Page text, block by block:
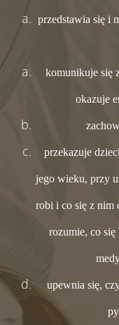
przedstawia się i
komunikuje się
okazuje
przekazuje
jego wieku, przy
robi i co się z nim
rozumie, co się
upewnia się,